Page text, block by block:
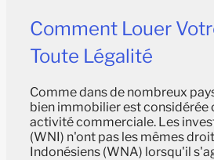
Comment Louer
Toute Légalité
Comme dans de nombreux
bien immobilier est considérée
activité commerciale. Les
(WNI) n'ont pas les mêmes
Indonésiens (WNA) lorsqu'il